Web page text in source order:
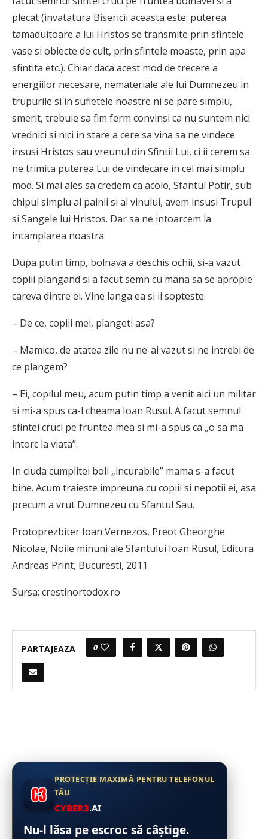
plecat (invatatura Bisericii aceasta este: puterea
tamaduitoare a lui Hristos se transmite prin sfintele
vase si obiecte de cult, prin sfintele moaste, prin apa
sfintita etc.). Chiar daca acest mod de trecere a
energiilor necesare, nemateriale ale lui Dumnezeu in
trupurile si in sufletele noastre ni se pare simplu,
smerit, trebuie sa fim ferm convinsi ca nu suntem nici
vrednici si nici in stare a cere sa vina sa ne vindece
insusi Hristos sau vreunul din Sfintii Lui, ci ii cerem sa
ne trimita puterea Lui de vindecare in cel mai simplu
mod. Si mai ales sa credem ca acolo, Sfantul Potir, sub
chipul simplu al painii si al vinului, avem insusi Trupul
si Sangele lui Hristos. Dar sa ne intoarcem la
intamplarea noastra.
Dupa putin timp, bolnava a deschis ochii, si-a vazut
copiii plangand si a facut semn cu mana sa se apropie
careva dintre ei. Vine langa ea si ii sopteste:
– De ce, copiii mei, plangeti asa?
– Mamico, de atatea zile nu ne-ai vazut si ne intrebi de
ce plangem?
– Ei, copilul meu, acum putin timp a venit aici un militar
si mi-a spus ca-l cheama Ioan Rusul. A facut semnul
sfintei cruci pe fruntea mea si mi-a spus ca „o sa ma
intorc la viata”.
In ciuda cumplitei boli „incurabile” mama s-a facut
bine. Acum traieste impreuna cu copiii si nepotii ei, asa
precum a vrut Dumnezeu cu Sfantul Sau.
Protoprezbiter Ioan Vernezos, Preot Gheorghe
Nicolae, Noile minuni ale Sfantului Ioan Rusul, Editura
Andreas Print, Bucuresti, 2011
Sursa: crestinortodox.ro
PARTAJEAZA 0
PROTECȚIE MAXIMĂ PENTRU TELEFONUL
TĂU
CYBER3.AI
Nu-l lăsa pe escroc să câștige.